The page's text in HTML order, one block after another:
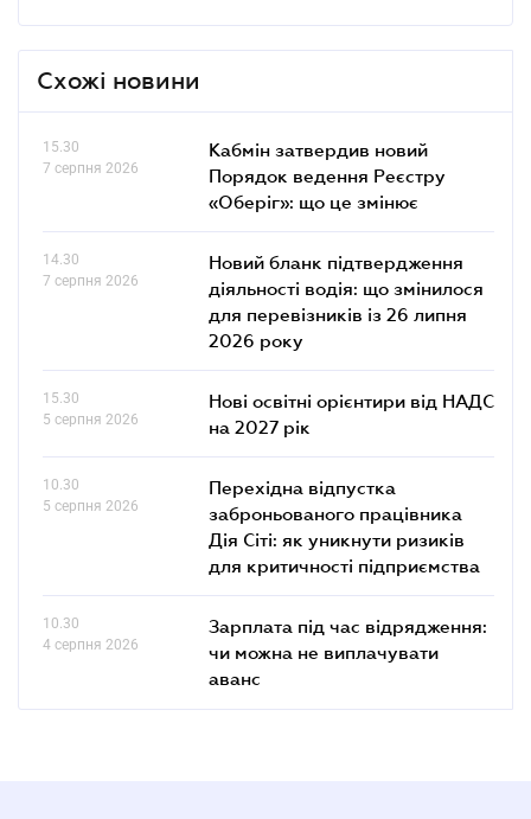
Схожі новини
15.30
7 серпня 2026
Кабмін затвердив новий
Порядок ведення Реєстру
«Оберіг»: що це змінює
14.30
7 серпня 2026
Новий бланк підтвердження
діяльності водія: що змінилося
для перевізників із 26 липня
2026 року
15.30
5 серпня 2026
Нові освітні орієнтири від НАДС
на 2027 рік
10.30
5 серпня 2026
Перехідна відпустка
заброньованого працівника
Дія Сіті: як уникнути ризиків
для критичності підприємства
10.30
4 серпня 2026
Зарплата під час відрядження:
чи можна не виплачувати
аванс